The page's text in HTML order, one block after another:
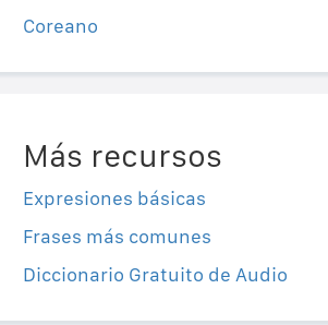
Coreano
Más recursos
Expresiones básicas
Frases más comunes
Diccionario Gratuito de Audio